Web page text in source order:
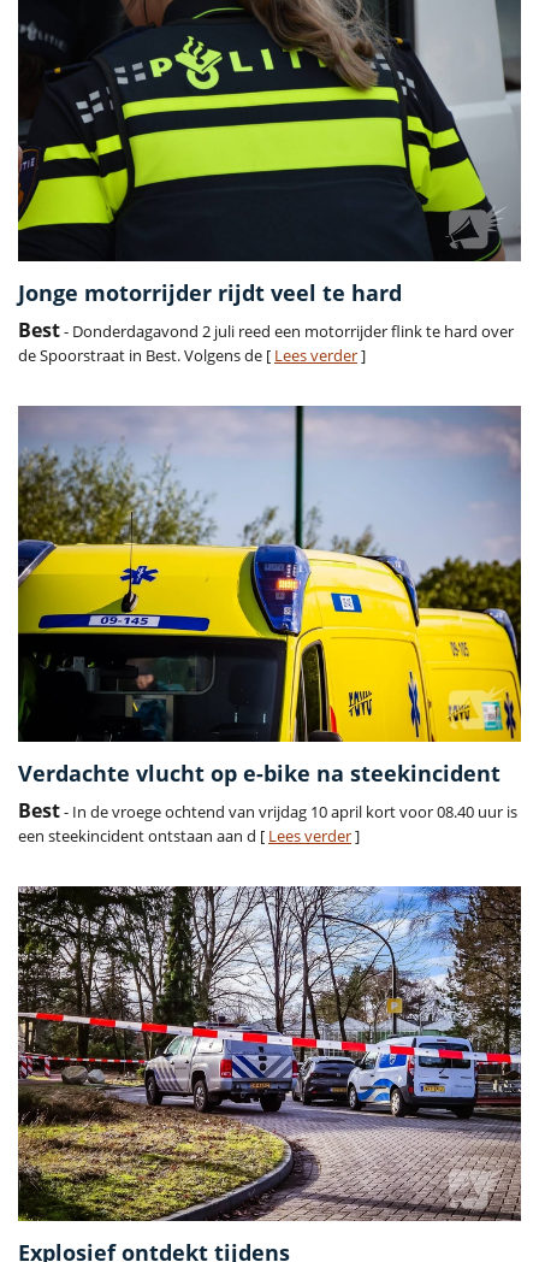
Jonge motorrijder rijdt veel te hard
Best- Donderdagavond 2 juli reed een motorrijder flink te hard over
de Spoorstraat in Best. Volgens de [ Lees verder]
Verdachte vlucht op e-bike na steekincident
Best- In de vroege ochtend van vrijdag 10 april kort voor 08.40 uur is
een steekincident ontstaan aan d [ Lees verder]
Explosief ontdekt tijdens